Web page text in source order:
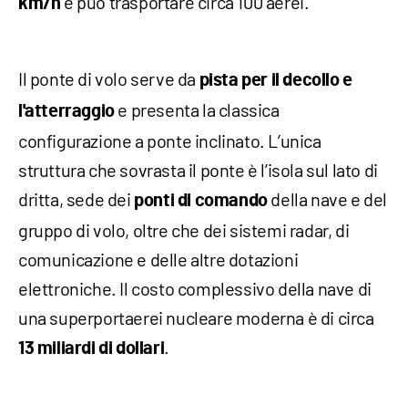
Il ponte di volo serve da pista per il decollo e
l'atterraggio e presenta la classica
configurazione a ponte inclinato. L’unica
struttura che sovrasta il ponte è l’isola sul lato di
dritta, sede dei ponti di comandodella nave e del
gruppo di volo, oltre che dei sistemi radar, di
comunicazione e delle altre dotazioni
elettroniche. Il costo complessivo della nave di
una superportaerei nucleare moderna è di circa
13 miliardi di dollari.